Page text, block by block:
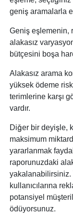
geniş aramalarla
Geniş eşlemenin,
alakasız
bütçesini boşa
Alakasız arama
yüksek ödeme
terimlerine karşı
vardır.
Diğer bir deyişle,
maksimum
yararlanmak
raporunuzdaki
yakalanabilirsiniz.
kullanıcılarına
potansiyel
ödüyorsunuz.